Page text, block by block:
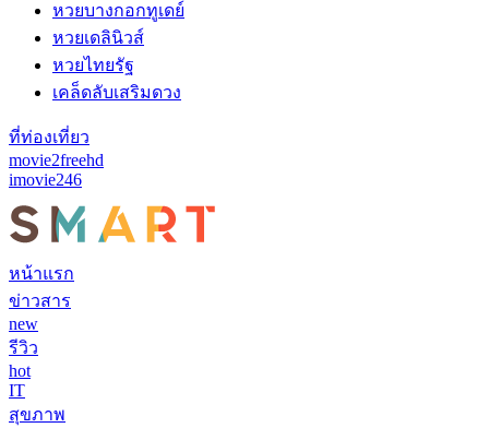
หวยบางกอกทูเดย์
หวยเดลินิวส์
หวยไทยรัฐ
เคล็ดลับเสริมดวง
ที่ท่องเที่ยว
movie2freehd
imovie246
หน้าแรก
ข่าวสาร
new
รีวิว
hot
IT
สุขภาพ